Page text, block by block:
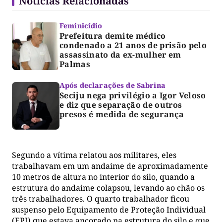
Feminicídio
Prefeitura demite médico
condenado a 21 anos de prisão pelo
assassinato da ex-mulher em
Palmas
Após declarações de Sabrina
Seciju nega privilégio a Igor Veloso
e diz que separação de outros
presos é medida de segurança
Segundo a vítima relatou aos militares, eles
trabalhavam em um andaime de aproximadamente
10 metros de altura no interior do silo, quando a
estrutura do andaime colapsou, levando ao chão os
três trabalhadores. O quarto trabalhador ficou
suspenso pelo Equipamento de Proteção Individual